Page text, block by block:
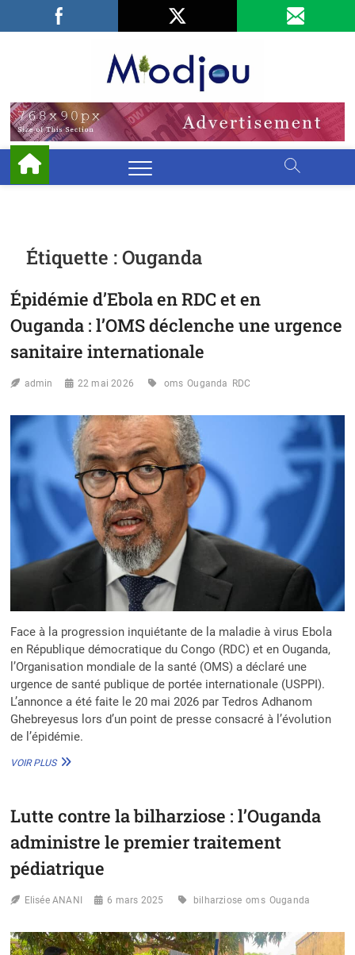
Facebook
LinkedIn
Étiquette :Ouganda
Épidémie d’Ebola en RDC et en
Ouganda : l’OMS déclenche une urgence
sanitaire internationale
admin 22 mai 2026 oms Ouganda RDC
Face à la progression inquiétante de la maladie à virus Ebola
en République démocratique du Congo (RDC) et en Ouganda,
l’Organisation mondiale de la santé (OMS) a déclaré une
urgence de santé publique de portée internationale (USPPI).
L’annonce a été faite le 20 mai 2026 par Tedros Adhanom
Ghebreyesus lors d’un point de presse consacré à l’évolution
de l’épidémie.
VOIR PLUSÉPIDÉMIE
ET
OUGANDA :
L’OMS
DÉCLENCHE
URGENCE
INTERNATIONALE
Lutte contre la bilharziose : l’Ouganda
administre le premier traitement
pédiatrique
Elisée ANANI 6 mars 2025 bilharziose oms Ouganda